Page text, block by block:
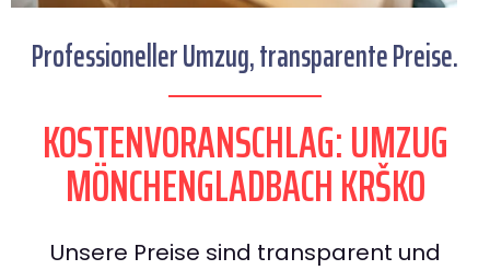
Professioneller Umzug, transparente Preise.
KOSTENVORANSCHLAG: UMZUG
MÖNCHENGLADBACH KRŠKO
Unsere Preise sind transparent und